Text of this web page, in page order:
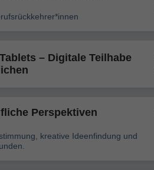
– Digitale Teilhabe
Perspektiven
kreative Ideenfindung und